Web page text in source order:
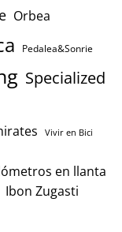
Orbea
Pedalea&Sonrie
Specialized
Vivir en Bici
en llanta
Ibon Zugasti